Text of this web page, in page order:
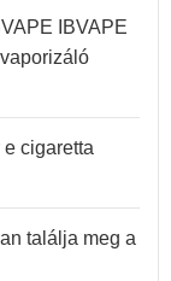
IBVAPE
cigaretta
találja meg a